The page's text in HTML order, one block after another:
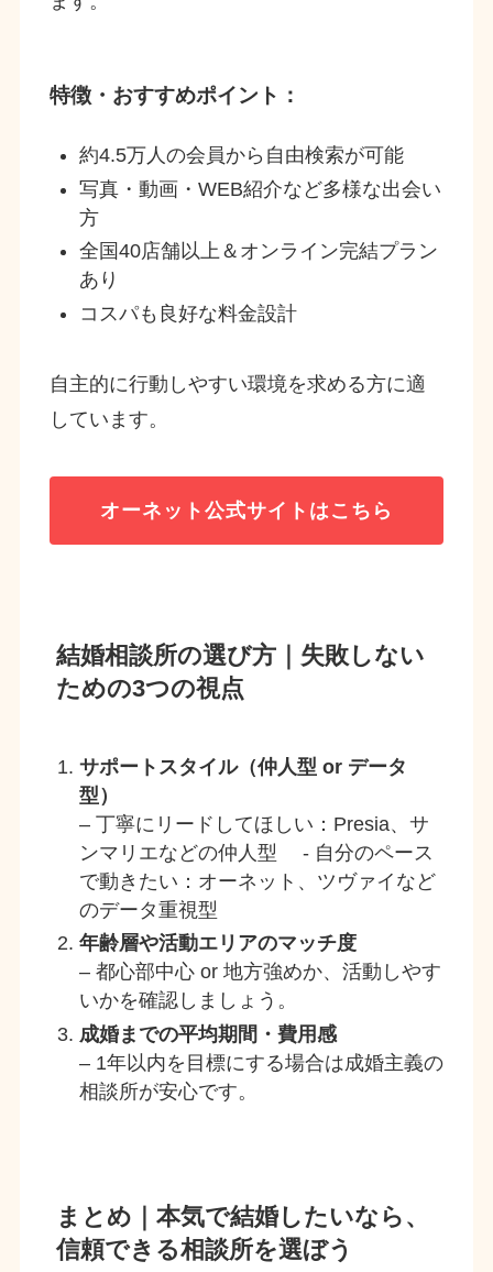
特徴・おすすめポイント：
約4.5万人の会員から自由検索が可能
写真・動画・WEB紹介など多様な出会い
方
全国40店舗以上＆オンライン完結プラン
あり
コスパも良好な料金設計
自主的に行動しやすい環境を求める方に適
しています。
オーネット 公式サイトはこちら
結婚相談所の選び方｜失敗しない
ための3つの視点
サポートスタイル（仲人型 or データ
型）
– 丁寧にリードしてほしい：Presia、サ
ンマリエなどの仲人型 - 自分のペース
で動きたい：オーネット、ツヴァイなど
のデータ重視型
年齢層や活動エリアのマッチ度
– 都心部中心 or 地方強めか、活動しやす
いかを確認しましょう。
成婚までの平均期間・費用感
– 1年以内を目標にする場合は成婚主義の
相談所が安心です。
まとめ｜本気で結婚したいなら、
信頼できる相談所を選ぼう